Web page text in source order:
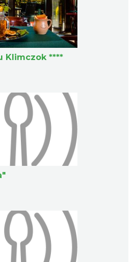
Klimczok ****